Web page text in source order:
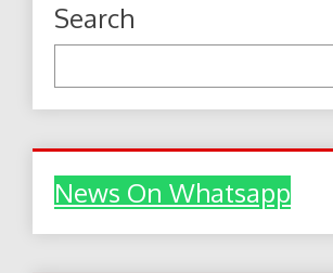
Search
News On Whatsapp